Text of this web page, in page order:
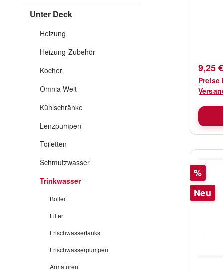
Unter Deck
Heizung
Heizung-Zubehör
Kocher
Omnia Welt
Kühlschränke
Lenzpumpen
Toiletten
Schmutzwasser
Trinkwasser
Boiler
Filter
Frischwassertanks
Frischwasserpumpen
Armaturen
9,25 €
Preise
Rabatt
%
Neu